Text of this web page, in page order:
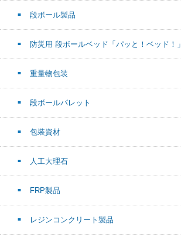
段ボール製品
防災用 段ボールベッド「パッと！ベッド！」
重量物包装
段ボールパレット
包装資材
人工大理石
FRP製品
レジンコンクリート製品